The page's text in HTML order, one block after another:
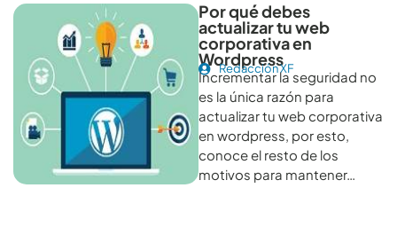
Por qué debes
actualizar tu web
corporativa en
Wordpress
Redacción XF
Incrementar la seguridad no
es la única razón para
actualizar tu web corporativa
en wordpress, por esto,
conoce el resto de los
motivos para mantener…